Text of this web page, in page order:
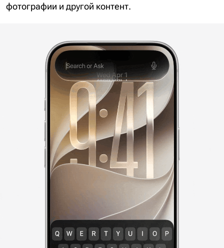
фотографии и другой контент.